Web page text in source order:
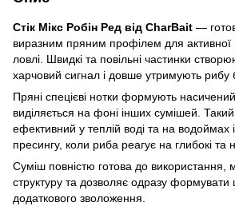
Стік Мікс Робін Ред від CharBait —
виразним пряним профілем для активної
ловлі. Швидкі та повільні частинки
харчовий сигнал і довше утримують рибу
Пряні спецієві нотки формують
виділяється на фоні інших сумішей.
ефективний у теплій воді та на водоймах
пресингу, коли риба реагує на глибокі та
Суміш повністю готова до використання,
структуру та дозволяє одразу формувати
додаткового зволоження.